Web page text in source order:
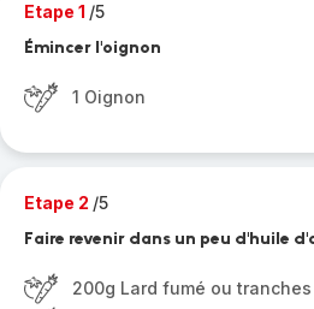
Etape 1 /5
Émincer l'oignon
1 Oignon
Etape 2 /5
Faire revenir dans un peu d'huile
200g Lard fumé ou tranches